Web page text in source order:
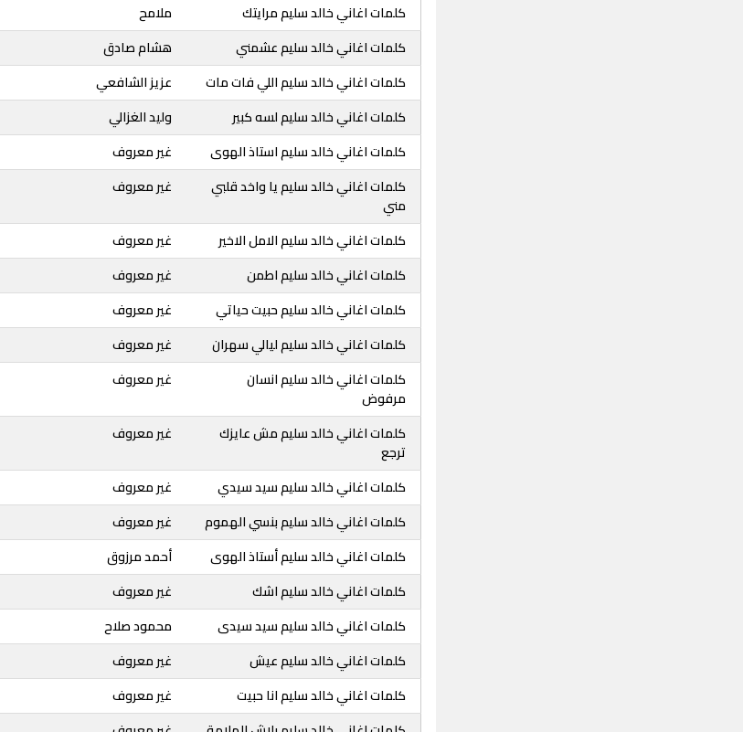
كلمات اغاني خالد سليم مرايتك ملامح
كلمات اغاني خالد سليم عشمني
هشام صادق
كلمات اغاني خالد سليم اللي فات مات
عزيز الشافعي
كلمات اغاني خالد سليم لسه كبير
وليد الغزالي
كلمات اغاني خالد سليم استاذ الهوى
غير معروف
كلمات اغاني خالد سليم يا واخد قلبي
مني
غير معروف
كلمات اغاني خالد سليم الامل الاخير غير معروف
كلمات اغاني خالد سليم اطمن
غير معروف
كلمات اغاني خالد سليم حبيت حياتي
غير معروف
كلمات اغاني خالد سليم ليالي سهران
غير معروف
كلمات اغاني خالد سليم انسان
مرفوض
غير معروف
كلمات اغاني خالد سليم مش عايزك
ترجع
غير معروف
كلمات اغاني خالد سليم سيد سيدي غير معروف
كلمات اغاني خالد سليم بنسي الهموم
غير معروف
كلمات اغاني خالد سليم أستاذ الهوى
أحمد مرزوق
كلمات اغاني خالد سليم اشك
غير معروف
كلمات اغاني خالد سليم سيد سيدى
محمود صلاح
كلمات اغاني خالد سليم عيش
غير معروف
كلمات اغاني خالد سليم انا حبيت
غير معروف